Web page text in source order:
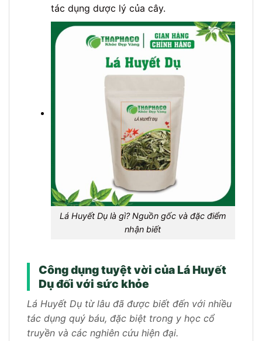
tác dụng dược lý của cây.
Lá Huyết Dụ là gì? Nguồn gốc và đặc điểm
nhận biết
Công dụng tuyệt vời của Lá Huyết
Dụ đối với sức khỏe
Lá Huyết Dụ từ lâu đã được biết đến với nhiều
tác dụng quý báu, đặc biệt trong y học cổ
truyền và các nghiên cứu hiện đại.